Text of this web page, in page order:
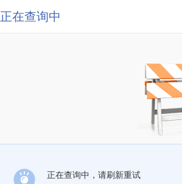
正在查询中
正在查询中，请刷新重试